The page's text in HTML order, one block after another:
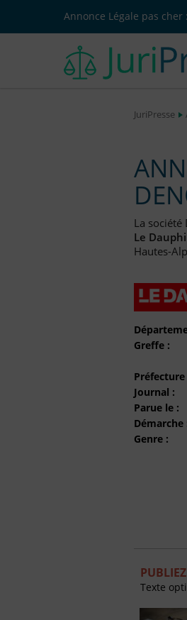
Annonce Légale pas
JuriPresse
La société
Le
Hautes-
Greffe :
Préfecture
Journal :
Parue le :
Démarche
Genre :
Texte